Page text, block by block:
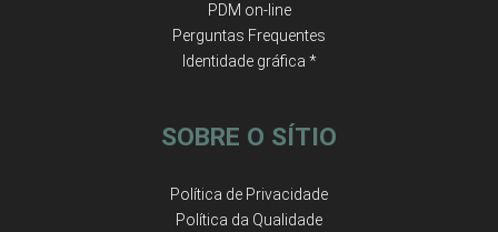
PDM on-line
Perguntas Frequentes
Identidade gráfica *
SOBRE O SÍTIO
Política de Privacidade
Política da Qualidade